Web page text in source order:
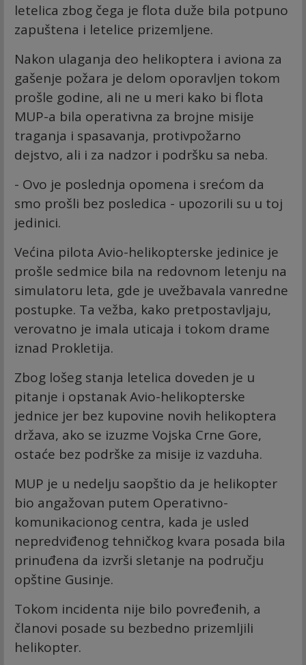
letelica zbog čega je flota duže bila potpuno
zapuštena i letelice prizemljene.
Nakon ulaganja deo helikoptera i aviona za
gašenje požara je delom oporavljen tokom
prošle godine, ali ne u meri kako bi flota
MUP-a bila operativna za brojne misije
traganja i spasavanja, protivpožarno
dejstvo, ali i za nadzor i podršku sa neba.
- Ovo je poslednja opomena i srećom da
smo prošli bez posledica - upozorili su u toj
jedinici.
Većina pilota Avio-helikopterske jedinice je
prošle sedmice bila na redovnom letenju na
simulatoru leta, gde je uvežbavala vanredne
postupke. Ta vežba, kako pretpostavljaju,
verovatno je imala uticaja i tokom drame
iznad Prokletija.
Zbog lošeg stanja letelica doveden je u
pitanje i opstanak Avio-helikopterske
jednice jer bez kupovine novih helikoptera
država, ako se izuzme Vojska Crne Gore,
ostaće bez podrške za misije iz vazduha.
MUP je u nedelju saopštio da je helikopter
bio angažovan putem Operativno-
komunikacionog centra, kada je usled
nepredviđenog tehničkog kvara posada bila
prinuđena da izvrši sletanje na području
opštine Gusinje.
Tokom incidenta nije bilo povređenih, a
članovi posade su bezbedno prizemljili
helikopter.